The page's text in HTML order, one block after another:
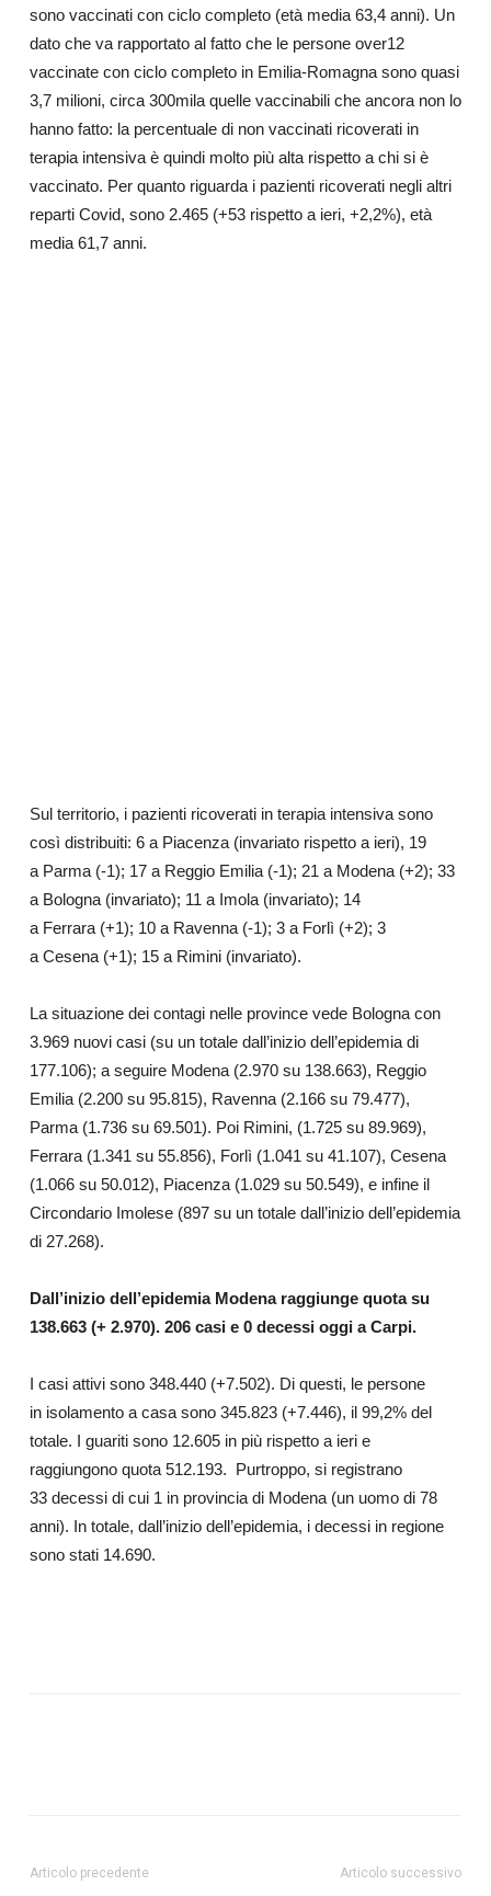
sono vaccinati con ciclo completo (età media 63,4 anni). Un
dato che va rapportato al fatto che le persone over12
vaccinate con ciclo completo in Emilia-Romagna sono quasi
3,7 milioni, circa 300mila quelle vaccinabili che ancora non lo
hanno fatto: la percentuale di non vaccinati ricoverati in
terapia intensiva è quindi molto più alta rispetto a chi si è
vaccinato. Per quanto riguarda i pazienti ricoverati negli altri
reparti Covid, sono 2.465 (+53 rispetto a ieri, +2,2%), età
media 61,7 anni.
Sul territorio, i pazienti ricoverati in terapia intensiva sono
così distribuiti: 6 a Piacenza (invariato rispetto a ieri), 19
a Parma (-1); 17 a Reggio Emilia (-1); 21 a Modena (+2); 33
a Bologna (invariato); 11 a Imola (invariato); 14
a Ferrara (+1); 10 a Ravenna (-1); 3 a Forlì (+2); 3
a Cesena (+1); 15 a Rimini (invariato).
La situazione dei contagi nelle province vede Bologna con
3.969 nuovi casi (su un totale dall’inizio dell’epidemia di
177.106); a seguire Modena (2.970 su 138.663), Reggio
Emilia (2.200 su 95.815), Ravenna (2.166 su 79.477),
Parma (1.736 su 69.501). Poi Rimini, (1.725 su 89.969),
Ferrara (1.341 su 55.856), Forlì (1.041 su 41.107), Cesena
(1.066 su 50.012), Piacenza (1.029 su 50.549), e infine il
Circondario Imolese (897 su un totale dall’inizio dell’epidemia
di 27.268).
Dall’inizio dell’epidemia Modena raggiunge quotasu
138.663(+ 2.970). 206 casi e 0 decessi oggi a Carpi.
I casi attivi sono 348.440 (+7.502). Di questi, le persone
in isolamento a casa sono 345.823 (+7.446), il 99,2% del
totale. I guariti sono 12.605 in più rispetto a ieri e
raggiungono quota 512.193. Purtroppo, si registrano
33 decessi di cui 1 in provincia di Modena (un uomo di 78
anni). In totale, dall’inizio dell’epidemia, i decessi in regione
sono stati 14.690.
Articolo precedente Articolo successivo